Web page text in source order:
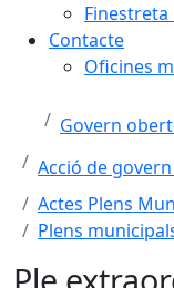
Finestreta
Contacte
Oficines
Govern
Acció de
Actes Plens
Plens